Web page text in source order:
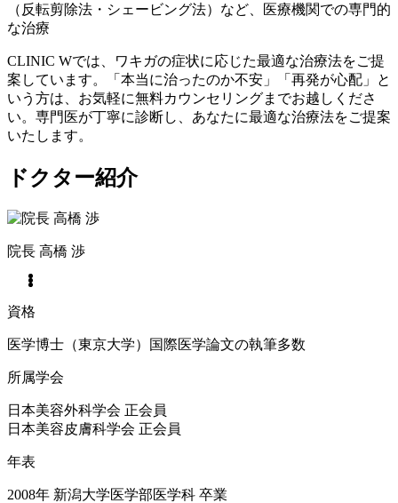
（反転剪除法・シェービング法）など、医療機関での専門的
な治療
CLINIC Wでは、ワキガの症状に応じた最適な治療法をご提
案しています。「本当に治ったのか不安」「再発が心配」と
いう方は、お気軽に無料カウンセリングまでお越しくださ
い。専門医が丁寧に診断し、あなたに最適な治療法をご提案
いたします。
ドクター紹介
院長 高橋 渉
資格
医学博士（東京大学）国際医学論文の執筆多数
所属学会
日本美容外科学会 正会員
日本美容皮膚科学会 正会員
年表
2008年 新潟大学医学部医学科 卒業